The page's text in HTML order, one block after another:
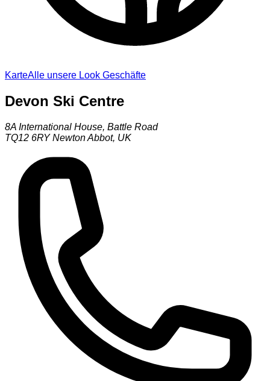
KarteAlle unsere Look Geschäfte
Devon Ski Centre
8A International House, Battle Road
TQ12 6RY Newton Abbot, UK